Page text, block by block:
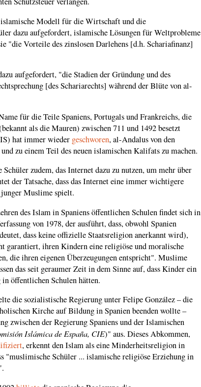
Modell für die Wirtschaft und die
dazu aufgefordert, islamische Lösungen für Weltprobleme
"die Vorteile des zinslosen Darlehens [d.h. Schariafinanz]
aufgefordert, "die Stadien der Gründung und des
[des Schariarechts] während der Blüte von al-
für die Teile Spaniens, Portugals und Frankreichs, die
als die Mauren) zwischen 711 und 1492 besetzt
hat immer wieder geschworen, al-Andalus von den
zu einem Teil des neuen islamischen Kalifats zu machen.
zudem, das Internet dazu zu nutzen, um mehr über
der Tatsache, dass das Internet eine immer wichtigere
Muslime spielt.
des Islam in Spaniens öffentlichen Schulen findet sich in
von 1978, der ausführt, dass, obwohl Spanien
dass keine offizielle Staatsreligion anerkannt wird),
garantiert, ihren Kindern eine religiöse und moralische
die ihren eigenen Überzeugungen entspricht". Muslime
das seit geraumer Zeit in dem Sinne auf, dass Kinder ein
öffentlichen Schulen hätten.
die sozialistische Regierung unter Felipe González – die
Kirche auf Bildung in Spanien beenden wollte –
zwischen der Regierung Spaniens und der Islamischen
Islámica de España, CIE)" aus. Dieses Abkommen,
, erkennt den Islam als eine Minderheitsreligion in
"muslimische Schüler ... islamische religiöse Erziehung in